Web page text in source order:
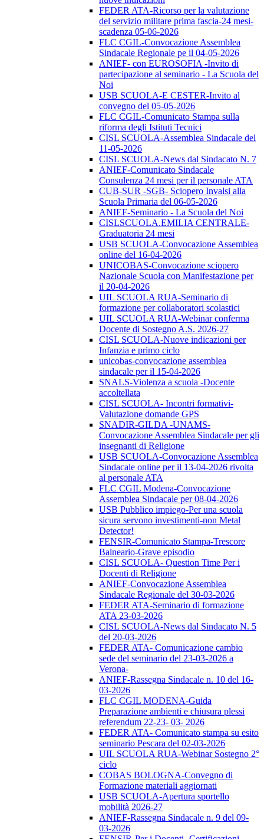
FEDER ATA-Ricorso per la valutazione
del servizio militare prima fascia-24 mesi-
scadenza 05-06-2026
FLC CGIL-Convocazione Assemblea
Sindacale Regionale pe il 04-05-2026
ANIEF- con EUROSOFIA -Invito di
partecipazione al seminario - La Scuola del
Noi
USB SCUOLA-E CESTER-Invito al
convegno del 05-05-2026
FLC CGIL-Comunicato Stampa sulla
riforma degli Istituti Tecnici
CISL SCUOLA-Assemblea Sindacale del
11-05-2026
CISL SCUOLA-News dal Sindacato N. 7
ANIEF-Comunicato Sindacale
Consulenza 24 mesi per il personale ATA
CUB-SUR -SGB- Sciopero Invalsi alla
Scuola Primaria del 06-05-2026
ANIEF-Seminario - La Scuola del Noi
CISLSCUOLA.EMILIA CENTRALE-
Graduatoria 24 mesi
USB SCUOLA-Convocazione Assemblea
online del 16-04-2026
UNICOBAS-Convocazione sciopero
Nazionale Scuola con Manifestazione per
il 20-04-2026
UIL SCUOLA RUA-Seminario di
formazione per collaboratori scolastici
UIL SCUOLA RUA-Webinar conferma
Docente di Sostegno A.S. 2026-27
CISL SCUOLA-Nuove indicazioni per
Infanzia e primo ciclo
unicobas-convocazione assemblea
sindacale per il 15-04-2026
SNALS-Violenza a scuola -Docente
accoltellata
CISL SCUOLA- Incontri formativi-
Valutazione domande GPS
SNADIR-GILDA -UNAMS-
Convocazione Assemblea Sindacale per gli
insegnanti di Religione
USB SCUOLA-Convocazione Assemblea
Sindacale online per il 13-04-2026 rivolta
al personale ATA
FLC CGIL Modena-Convocazione
Assemblea Sindacale per 08-04-2026
USB Pubblico impiego-Per una scuola
sicura servono investimenti-non Metal
Detector!
FENSIR-Comunicato Stampa-Trescore
Balneario-Grave episodio
CISL SCUOLA- Question Time Per i
Docenti di Religione
ANIEF-Convocazione Assemblea
Sindacale Regionale del 30-03-2026
FEDER ATA-Seminario di formazione
ATA 23-03-2026
CISL SCUOLA-News dal Sindacato N. 5
del 20-03-2026
FEDER ATA- Comunicazione cambio
sede del seminario del 23-03-2026 a
Verona-
ANIEF-Rassegna Sindacale n. 10 del 16-
03-2026
FLC CGIL MODENA-Guida
Preparazione ambienti e chiusura plessi
referendum 22-23- 03- 2026
FEDER ATA- Comunicato stampa su esito
seminario Pescara del 02-03-2026
UIL SCUOLA RUA-Webinar Sostegno 2°
ciclo
COBAS BOLOGNA-Convegno di
Formazione materiali aggiornati
USB SCUOLA-Apertura sportello
mobilità 2026-27
ANIEF-Rassegna Sindacale n. 9 del 09-
03-2026